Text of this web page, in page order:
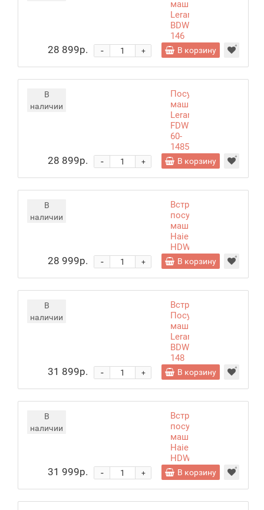
машина
Leran
BDW60-
146
С
28 899р. +
- В корзину
В
наличии
Посудомоечная
машина
Leran
FDW
60-
1485
DS
28 899р. +
- В корзину
В
наличии
Встраиваемая
посудомоечная
машина
Haier
HDWE10-
394RU
28 999р. +
- В корзину
В
наличии
Встраиваемая
Посудомоечная
машина
Leran
BDW60-
148
C
31 899р. +
- В корзину
В
наличии
Встраиваемая
посудомоечная
машина
Haier
HDWE9-
191RU
31 999р. +
- В корзину